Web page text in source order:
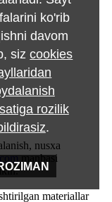
nusxa
manbasi
materiallar
ko'rib
davom
sizcookies
rozilik
.